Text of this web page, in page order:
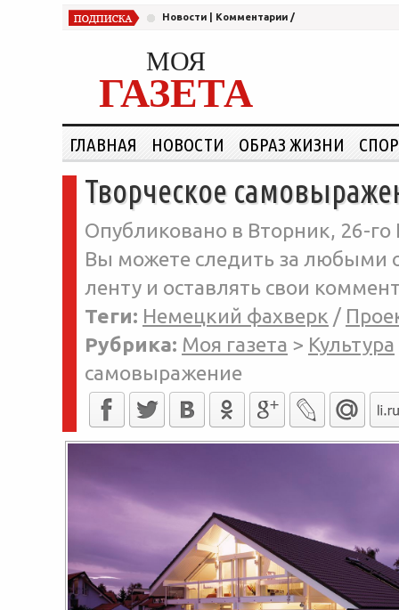
Новости Комментарии /
МОЯ
ГАЗЕТА
ГЛАВНАЯ НОВОСТИ ОБРАЗ ЖИЗНИ
Творческое
Опубликовано в Вторник, 26-го
Вы можете следить за любыми
ленту и оставлять свои
Теги: Немецкий фахверк /
Рубрика: Моя газета > Культура
самовыражение